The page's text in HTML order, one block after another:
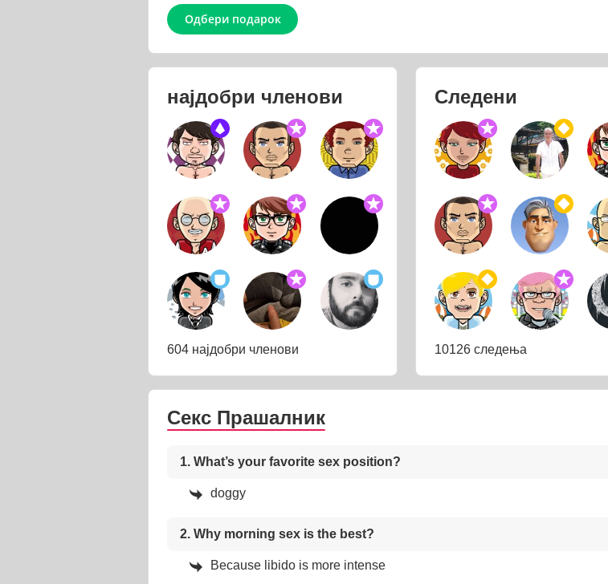
Одбери подарок
најдобри членови
604 најдобри членови
Следени
10126 следења
Секс Прашалник
1. What’s your favorite sex position?
doggy
2. Why morning sex is the best?
Because libido is more intense